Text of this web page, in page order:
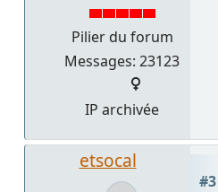
Pilier du forum
Messages: 23123
IP archivée
etsocal
#3